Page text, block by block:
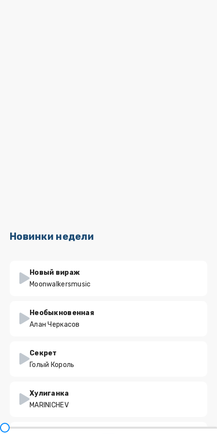
Новинки недели
Новый вираж
Moonwalkersmusic
Необыкновенная
Алан Черкасов
Секрет
Голый Король
Хулиганка
MARINICHEV